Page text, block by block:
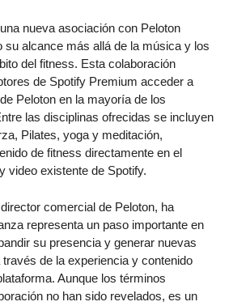
nueva asociación con Peloton
su alcance más allá de la música y los
del fitness. Esta colaboración
de Spotify Premium acceder a
Peloton en la mayoría de los
las disciplinas ofrecidas se incluyen
Pilates, yoga y meditación,
de fitness directamente en el
video existente de Spotify.
comercial de Peloton, ha
representa un paso importante en
su presencia y generar nuevas
de la experiencia y contenido
Aunque los términos
no han sido revelados, es un